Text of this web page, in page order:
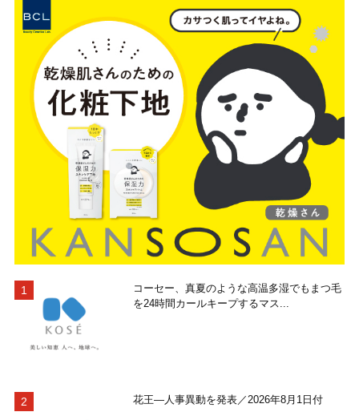
コーセー、真夏のような高温多湿でもまつ毛
を24時間カールキープするマス...
花王―人事異動を発表／2026年8月1日付